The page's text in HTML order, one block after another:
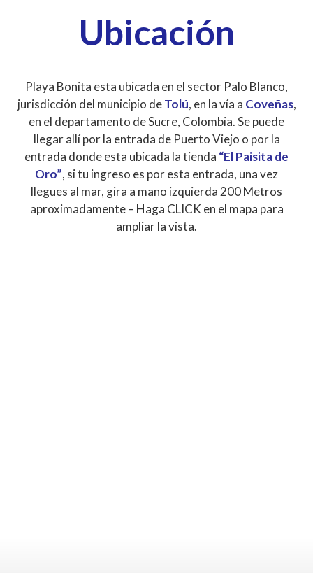
Ubicación
Playa Bonita esta ubicada en el sector Palo Blanco,
jurisdicción del municipio deTolú, en la vía a Coveñas,
en el departamento de Sucre, Colombia. Se puede
llegar allí por la entrada de Puerto Viejo o por la
entrada donde esta ubicada la tienda “El Paisita de
Oro”, si tu ingreso es por esta entrada, una vez
llegues al mar, gira a mano izquierda 200 Metros
aproximadamente – Haga CLICK en el mapa para
ampliar la vista.